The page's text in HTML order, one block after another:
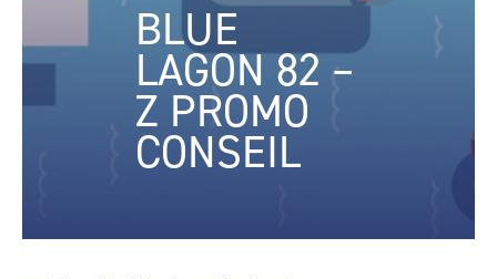
BLUE
LAGON 82 –
Z PROMO
CONSEIL